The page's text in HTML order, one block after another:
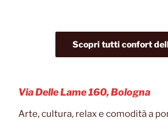
Scopri tutti confort
Via Delle Lame 160, Bologna
Arte, cultura, relax e comodità a